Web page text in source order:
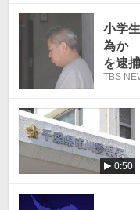
小学
為か
を逮
TBS
0:50